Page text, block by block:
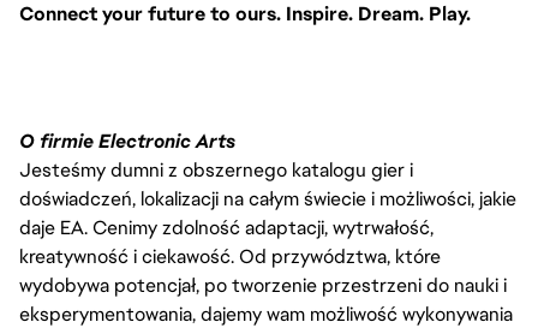
Connect your future to ours. Inspire. Dream. Play.
O firmie Electronic Arts
Jesteśmy dumni z obszernego katalogu gier i
doświadczeń, lokalizacji na całym świecie i możliwości, jakie
daje EA. Cenimy zdolność adaptacji, wytrwałość,
kreatywność i ciekawość. Od przywództwa, które
wydobywa potencjał, po tworzenie przestrzeni do nauki i
eksperymentowania, dajemy wam możliwość wykonywania